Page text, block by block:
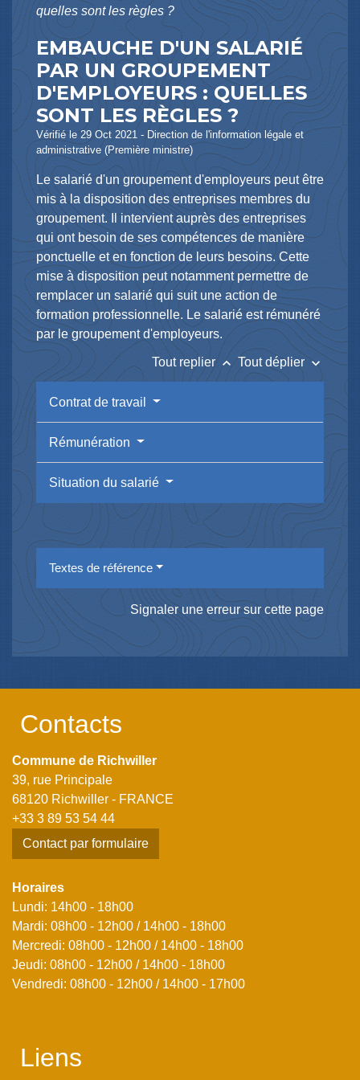
quelles sont les règles ?
EMBAUCHE D'UN SALARIÉ
PAR UN GROUPEMENT
D'EMPLOYEURS : QUELLES
SONT LES RÈGLES ?
Vérifié le 29 Oct 2021 - Direction de l'information légale et
administrative (Première ministre)
Le salarié d'un groupement d'employeurs peut être
mis à la disposition des entreprises membres du
groupement. Il intervient auprès des entreprises
qui ont besoin de ses compétences de manière
ponctuelle et en fonction de leurs besoins. Cette
mise à disposition peut notamment permettre de
remplacer un salarié qui suit une action de
formation professionnelle. Le salarié est rémunéré
par le groupement d'employeurs.
Tout replier keyboard_arrow_up Tout déplier keyboard_arrow_down
Contrat de travail
Rémunération
Situation du salarié
Textes de référence
Signaler une erreur sur cette page
Contacts
Commune de Richwiller
39, rue Principale
68120 Richwiller - FRANCE
+33 3 89 53 54 44
Contact par formulaire
Horaires
Lundi: 14h00 - 18h00
Mardi: 08h00 - 12h00 / 14h00 - 18h00
Mercredi: 08h00 - 12h00 / 14h00 - 18h00
Jeudi: 08h00 - 12h00 / 14h00 - 18h00
Vendredi: 08h00 - 12h00 / 14h00 - 17h00
Liens